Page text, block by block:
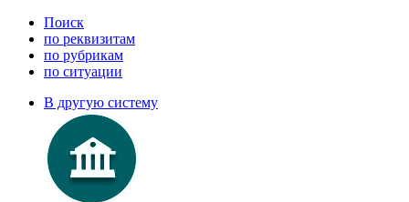
Поиск
по реквизитам
по рубрикам
по ситуации
В другую систему